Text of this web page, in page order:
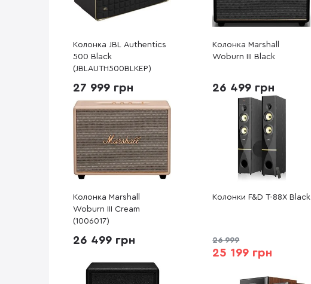
Колонка JBL Authentics
500 Black
(JBLAUTH500BLKEP)
27 999 грн
Колонка Marshall
Woburn III Black
26 499 грн
Колонка Marshall
Woburn III Cream
(1006017)
26 499 грн
Колонки F&D T-88X Black
26 999
25 199 грн